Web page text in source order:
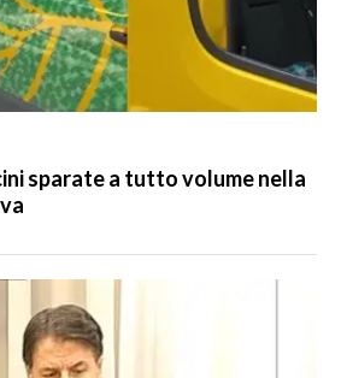
sparate a tutto volume nella